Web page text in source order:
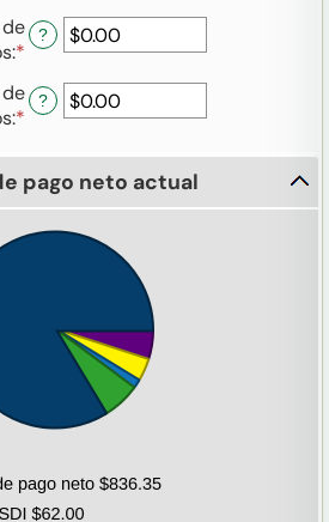
0%
y
monto
$0.00
y
:* Ingresa
monto
$0.00
y
$100,000.00
?
:* Ingresa
entre
y
$100,000.00
?
pago neto actual